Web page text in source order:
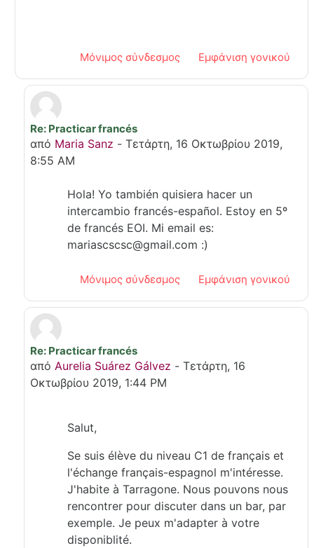
Μόνιμος σύνδεσμος Εμφάνιση γονικού
Σε απάντηση σε Mira Oumoussa
Re: Practicar francés
από Maria Sanz - Τετάρτη, 16 Οκτωβρίου 2019,
8:55 AM
Hola! Yo también quisiera hacer un
intercambio francés-español. Estoy en 5º
de francés EOI. Mi email es:
mariascscsc@gmail.com :)
Μόνιμος σύνδεσμος Εμφάνιση γονικού
Σε απάντηση σε Mira Oumoussa
Re: Practicar francés
από Aurelia Suárez Gálvez - Τετάρτη, 16
Οκτωβρίου 2019, 1:44 PM
Salut,
Se suis élève du niveau C1 de français et
l'échange français-espagnol m'intéresse.
J'habite à Tarragone. Nous pouvons nous
rencontrer pour discuter dans un bar, par
exemple. Je peux m'adapter à votre
disponiblité.